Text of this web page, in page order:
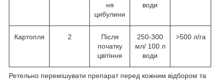
ня
цибулини
води
Картопля 2
Після
початку
цвітіння
250-300
мл/ 100 л
води
>500 л/га
Ретельно перемішувати препарат перед кожним відбором та